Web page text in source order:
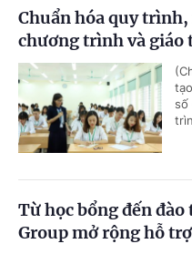
Chuẩn hóa quy
chương trình và giáo
số
Từ học bổng đến đào
Group mở rộng hỗ